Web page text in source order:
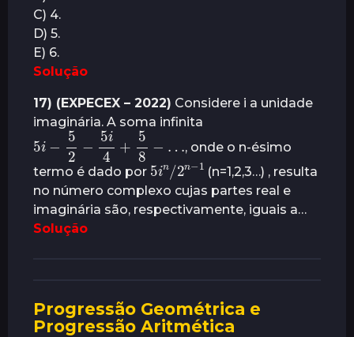
C) 4.
D) 5.
E) 6.
Solução
17) (EXPECEX – 2022) Considere i a unidade
imaginária. A soma infinita
−5 5i4 58
, onde o n-ésimo
termo é dado por
5in/2 n
−1
(n=1,2,3…) , resulta
no número complexo cujas partes real e
imaginária são, respectivamente, iguais a…
Solução
Progressão Geométrica e
Progressão Aritmética